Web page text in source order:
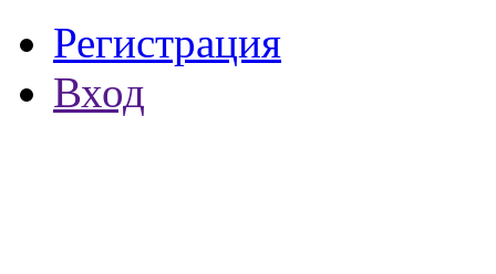
Регистрация
Вход